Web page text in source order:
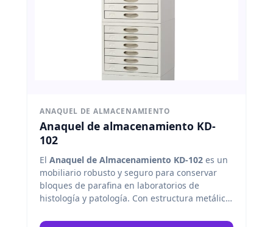
ANAQUEL DE ALMACENAMIENTO
Anaquel de almacenamiento KD-
102
El Anaquel de Almacenamiento KD-102 es un
mobiliario robusto y seguro para conservar
bloques de parafina en laboratorios de
histología y patología. Con estructura metálica
móviles, permite una organización eficiente de